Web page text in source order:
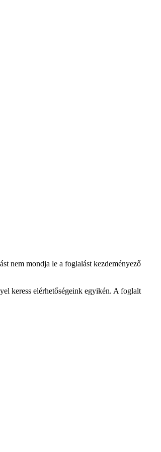
nem mondja le a foglalást kezdeményező
keress elérhetőségeink egyikén. A foglalt